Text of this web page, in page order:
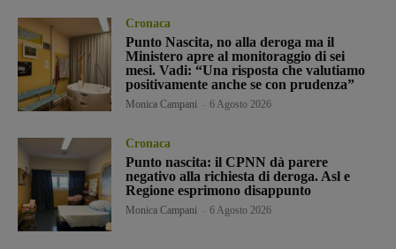
Cronaca
Punto Nascita, no alla deroga ma il
Ministero apre al monitoraggio di sei
mesi. Vadi: “Una risposta che valutiamo
positivamente anche se con prudenza”
Monica Campani 6 Agosto 2026
Cronaca
Punto nascita: il CPNN dà parere
negativo alla richiesta di deroga. Asl e
Regione esprimono disappunto
Monica Campani 6 Agosto 2026